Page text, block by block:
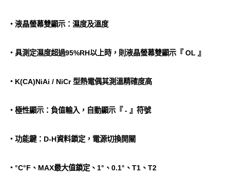
‧液晶螢幕雙顯示：濕度及溫度
‧具測定濕度超過95%RH以上時，則液晶螢幕雙顯示『 OL 』
‧K(CA)NiAi / NiCr 型熱電偶其測溫精確度高
‧極性顯示：負值輸入，自動顯示『 - 』符號
‧功能鍵：D-H資料鎖定，電源切換開關
‧°C°F、MAX最大值鎖定、1°、0.1°、T1、T2